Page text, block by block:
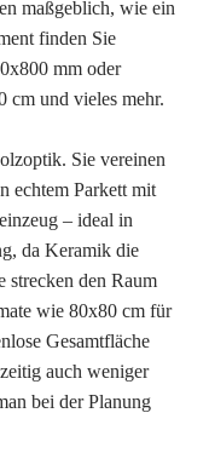
maßgeblich, wie ein
finden Sie
mm oder
cm und vieles mehr.
Sie vereinen
echtem Parkett mit
– ideal in
da Keramik die
strecken den Raum
wie 80x80 cm für
Gesamtfläche
auch weniger
bei der Planung